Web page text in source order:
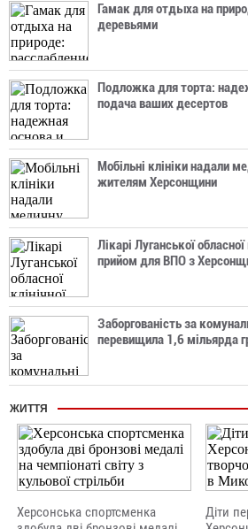
Гамак для отдыха на
деревьями
Подложка для торта:
подача ваших десертов
Мобільні клініки надали
жителям Херсонщини
Лікарі Луганської обласної
прийом для ВПО з
Заборгованість за
перевищила 1,6 мільярда
ЖИТТЯ
Херсонська спортсменка
Діти